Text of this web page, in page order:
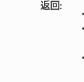
返回 :